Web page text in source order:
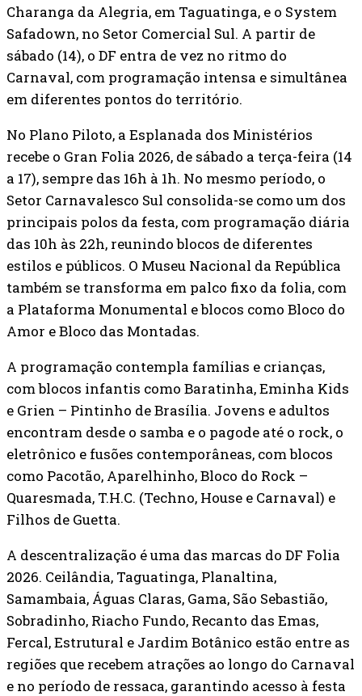
Charanga da Alegria, em Taguatinga, e o System
Safadown, no Setor Comercial Sul. A partir de
sábado (14), o DF entra de vez no ritmo do
Carnaval, com programação intensa e simultânea
em diferentes pontos do território.
No Plano Piloto, a Esplanada dos Ministérios
recebe o Gran Folia 2026, de sábado a terça-feira (14
a 17), sempre das 16h à 1h. No mesmo período, o
Setor Carnavalesco Sul consolida-se como um dos
principais polos da festa, com programação diária
das 10h às 22h, reunindo blocos de diferentes
estilos e públicos. O Museu Nacional da República
também se transforma em palco fixo da folia, com
a Plataforma Monumental e blocos como Bloco do
Amor e Bloco das Montadas.
A programação contempla famílias e crianças,
com blocos infantis como Baratinha, Eminha Kids
e Grien – Pintinho de Brasília. Jovens e adultos
encontram desde o samba e o pagode até o rock, o
eletrônico e fusões contemporâneas, com blocos
como Pacotão, Aparelhinho, Bloco do Rock –
Quaresmada, T.H.C. (Techno, House e Carnaval) e
Filhos de Guetta.
A descentralização é uma das marcas do DF Folia
2026. Ceilândia, Taguatinga, Planaltina,
Samambaia, Águas Claras, Gama, São Sebastião,
Sobradinho, Riacho Fundo, Recanto das Emas,
Fercal, Estrutural e Jardim Botânico estão entre as
regiões que recebem atrações ao longo do Carnaval
e no período de ressaca, garantindo acesso à festa